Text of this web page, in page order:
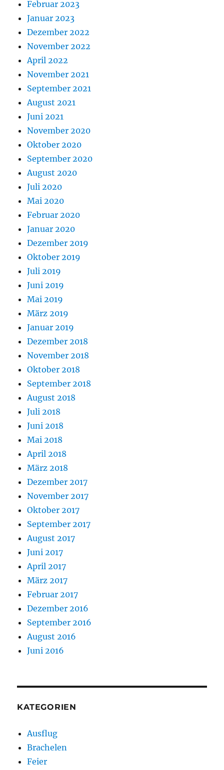
Februar 2023
Januar 2023
Dezember 2022
November 2022
April 2022
November 2021
September 2021
August 2021
Juni 2021
November 2020
Oktober 2020
September 2020
August 2020
Juli 2020
Mai 2020
Februar 2020
Januar 2020
Dezember 2019
Oktober 2019
Juli 2019
Juni 2019
Mai 2019
März 2019
Januar 2019
Dezember 2018
November 2018
Oktober 2018
September 2018
August 2018
Juli 2018
Juni 2018
Mai 2018
April 2018
März 2018
Dezember 2017
November 2017
Oktober 2017
September 2017
August 2017
Juni 2017
April 2017
März 2017
Februar 2017
Dezember 2016
September 2016
August 2016
Juni 2016
KATEGORIEN
Ausflug
Brachelen
Feier